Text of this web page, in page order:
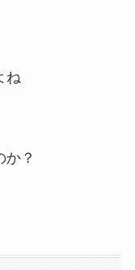
ね
？